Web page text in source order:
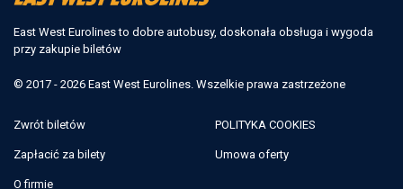
East West Eurolines to dobre autobusy, doskonała obsługa i wygoda
przy zakupie biletów
© 2017 - 2026 East West Eurolines. Wszelkie prawa zastrzeżone
Zwrót biletów
Zapłacić za bilety
O firmie
POLITYKA COOKIES
Umowa oferty